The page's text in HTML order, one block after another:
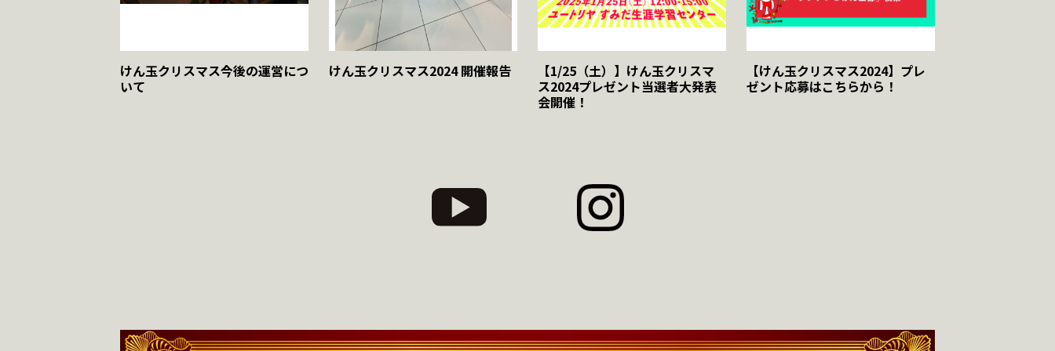
けん玉クリスマス今後の運営につ
いて
けん玉クリスマス2024 開催報告
【1/25（土）】けん玉クリスマ
ス2024プレゼント当選者大発表
会開催！
【けん玉クリスマス2024】プレ
ゼント応募はこちらから！